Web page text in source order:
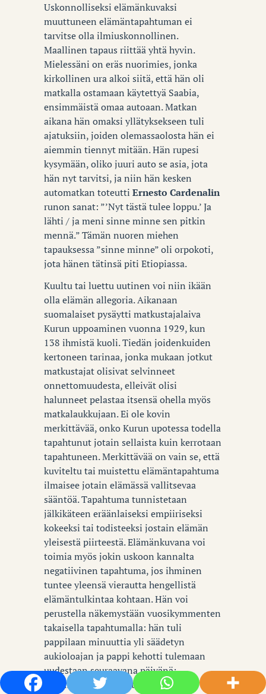
Uskonnolliseksi elämänkuvaksi
muuttuneen elämäntapahtuman ei
tarvitse olla ilmiuskonnollinen.
Maallinen tapaus riittää yhtä hyvin.
Mielessäni on eräs nuorimies, jonka
kirkollinen ura alkoi siitä, että hän oli
matkalla ostamaan käytettyä Saabia,
ensimmäistä omaa autoaan. Matkan
aikana hän omaksi yllätyksekseen tuli
ajatuksiin, joiden olemassaolosta hän ei
aiemmin tiennyt mitään. Hän rupesi
kysymään, oliko juuri auto se asia, jota
hän nyt tarvitsi, ja niin hän kesken
automatkan toteutti Ernesto Cardenalin
runon sanat: ”’Nyt tästä tulee loppu.’ Ja
lähti / ja meni sinne minne sen pitkin
mennä.” Tämän nuoren miehen
tapauksessa ”sinne minne” oli orpokoti,
jota hänen tätinsä piti Etiopiassa.
Kuultu tai luettu uutinen voi niin ikään
olla elämän allegoria. Aikanaan
suomalaiset pysäytti matkustajalaiva
Kurun uppoaminen vuonna 1929, kun
138 ihmistä kuoli. Tiedän joidenkuiden
kertoneen tarinaa, jonka mukaan jotkut
matkustajat olisivat selvinneet
onnettomuudesta, elleivät olisi
halunneet pelastaa itsensä ohella myös
matkalaukkujaan. Ei ole kovin
merkittävää, onko Kurun upotessa todella
tapahtunut jotain sellaista kuin kerrotaan
tapahtuneen. Merkittävää on vain se, että
kuviteltu tai muistettu elämäntapahtuma
ilmaisee jotain elämässä vallitsevaa
sääntöä. Tapahtuma tunnistetaan
jälkikäteen eräänlaiseksi empiiriseksi
kokeeksi tai todisteeksi jostain elämän
yleisestä piirteestä. Elämänkuvana voi
toimia myös jokin uskoon kannalta
negatiivinen tapahtuma, jos ihminen
tuntee yleensä vierautta hengellistä
elämäntulkintaa kohtaan. Hän voi
perustella näkemystään vuosikymmenten
takaisella tapahtumalla: hän tuli
pappilaan minuuttia yli säädetyn
aukioloajan ja pappi kehotti tulemaan
uudestaan seuraavana päivänä;
semmoisia papit ovat, sellainen on